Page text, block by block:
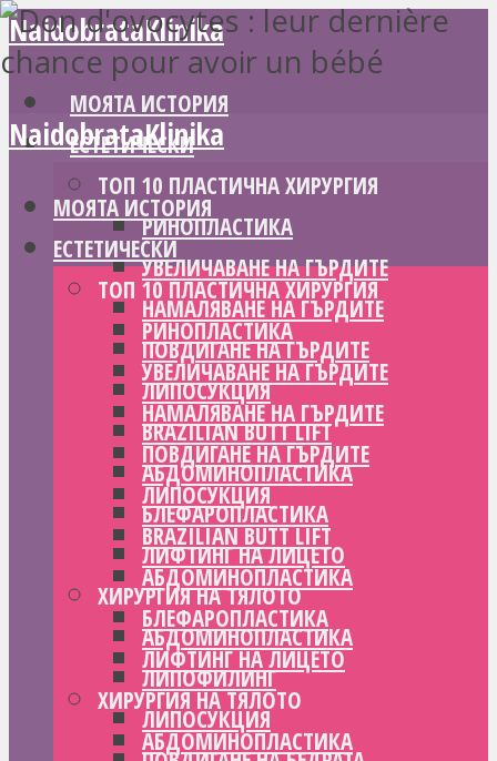
NaidobrataKlinika
МОЯТА ИСТОРИЯ
ЕСТЕТИЧЕСКИ
ТОП 10 ПЛАСТИЧНА ХИРУРГИЯ
РИНОПЛАСТИКА
УВЕЛИЧАВАНЕ НА ГЪРДИТЕ
НАМАЛЯВАНЕ НА ГЪРДИТЕ
ПОВДИГАНЕ НА ГЪРДИТЕ
ЛИПОСУКЦИЯ
BRAZILIAN BUTT LIFT
АБДОМИНОПЛАСТИКА
БЛЕФАРОПЛАСТИКА
ЛИФТИНГ НА ЛИЦЕТО
ХИРУРГИЯ НА ТЯЛОТО
АБДОМИНОПЛАСТИКА
ЛИПОФИЛИНГ
ЛИПОСУКЦИЯ
NaidobrataKlinika
МОЯТА ИСТОРИЯ
ЕСТЕТИЧЕСКИ
ТОП 10 ПЛАСТИЧНА ХИРУРГИЯ
РИНОПЛАСТИКА
УВЕЛИЧАВАНЕ НА ГЪРДИТЕ
НАМАЛЯВАНЕ НА ГЪРДИТЕ
ПОВДИГАНЕ НА ГЪРДИТЕ
ЛИПОСУКЦИЯ
BRAZILIAN BUTT LIFT
АБДОМИНОПЛАСТИКА
БЛЕФАРОПЛАСТИКА
ЛИФТИНГ НА ЛИЦЕТО
ХИРУРГИЯ НА ТЯЛОТО
АБДОМИНОПЛАСТИКА